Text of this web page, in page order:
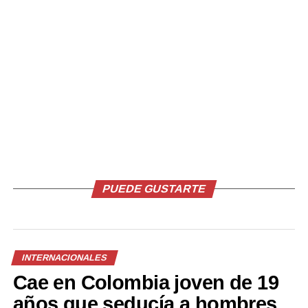
Panamá registra la muerta
Una sequía severa está
PUEDE GUSTARTE
INTERNACIONALES
Cae en Colombia joven de 19